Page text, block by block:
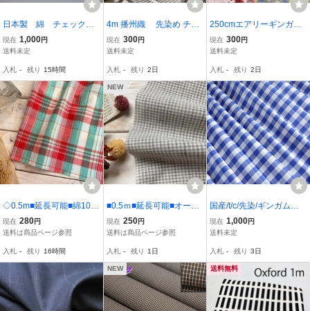
日本製 綿 チェック
柄 生地 やや薄 ５
ｍ N784
現在 1,000円
送料未定
入札 - 残り 15時間
4m 播州織 先染め チェ
ック柄 ツイル 生地 柔
らかめ
現在 300円
送料未定
入札 - 残り 2日
250cmエアリーギンガ
ム チェック 生地 先
染め 生地
現在 300円
送料未定
入札 - 残り 2日
◇0.5m■延長可能■綿10
0％■コットンシャツ地チ
ェック◇レッドオレンジ
現在 280円
送料は商品ページ参照
入札 - 残り 16時間
NEW
■0.5ｍ■延長可能■オーガ
ニック100％■オーガニッ
クガーゼミニギンガム ■
現在 250円
送料は商品ページ参照
入札 - 残り 1日
国産/t/c/先染/ギンガムチ
ェック/ブロード/幅広/青
白/3ｍ/管196
現在 1,000円
送料未定
入札 - 残り 3日
NEW 送料無料